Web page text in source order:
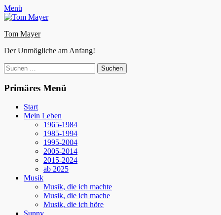
Zum
Inhalt
Facebook
E-
Mail
Instagram
Website
Menü
Tom Mayer
Der Unmögliche am Anfang!
Suche
nach:
Primäres Menü
Start
Mein Leben
1965-1984
1985-1994
1995-2004
2005-2014
2015-2024
ab 2025
Musik
Musik, die ich machte
Musik, die ich mache
Musik, die ich höre